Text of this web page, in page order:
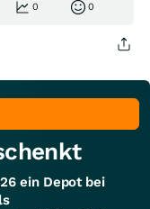
0 0
ein Depot bei